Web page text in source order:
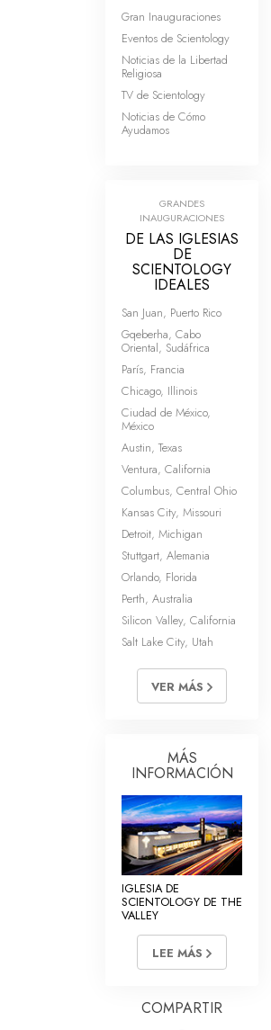
Gran Inauguraciones
Eventos de Scientology
Noticias de la Libertad
Religiosa
TV de Scientology
Noticias de Cómo
Ayudamos
GRANDES
INAUGURACIONES
DE LAS IGLESIAS
DE
SCIENTOLOGY
IDEALES
San Juan, Puerto Rico
Gqeberha, Cabo
Oriental, Sudáfrica
París, Francia
Chicago, Illinois
Ciudad de México,
México
Austin, Texas
Ventura, California
Columbus, Central Ohio
Kansas City, Missouri
Detroit, Michigan
Stuttgart, Alemania
Orlando, Florida
Perth, Australia
Silicon Valley, California
Salt Lake City, Utah
VER MÁS
MÁS
INFORMACIÓN
IGLESIA DE
SCIENTOLOGY DE THE
VALLEY
LEE MÁS
COMPARTIR